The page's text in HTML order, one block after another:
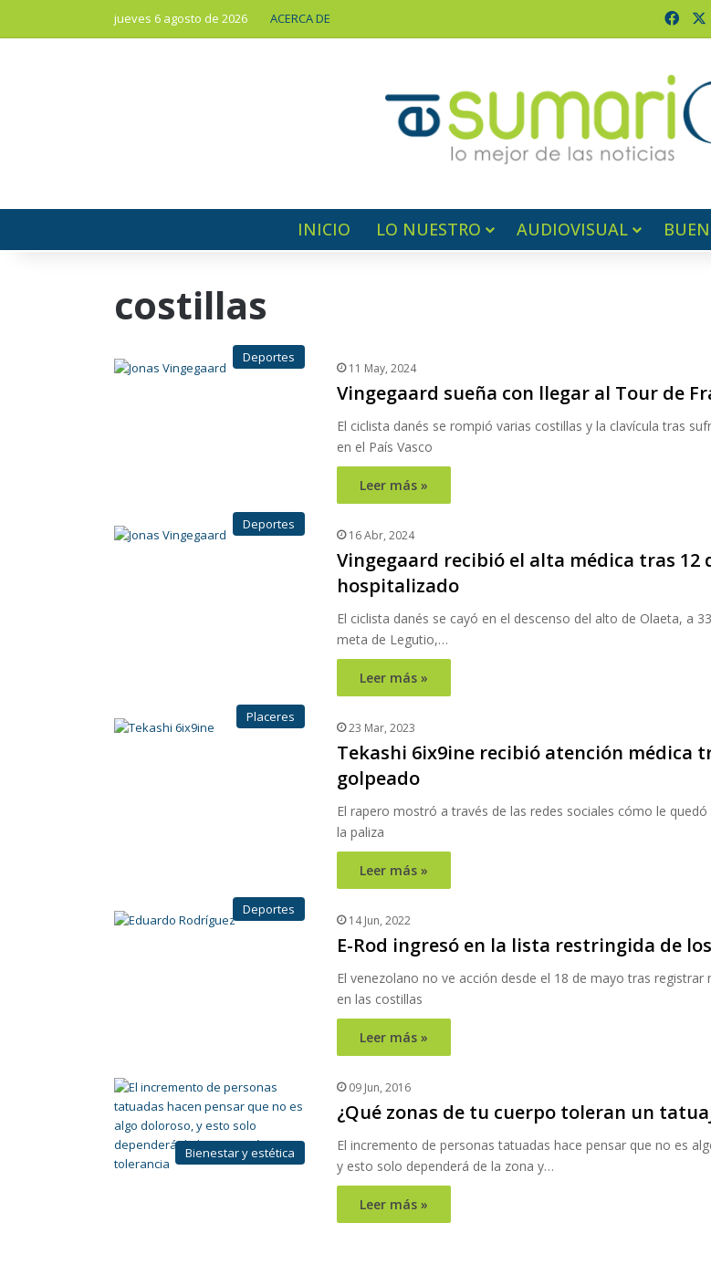
jueves 6 agosto de 2026 ACERCA DE
INICIO LO NUESTRO AUDIOVISUAL
costillas
Deportes
11 May, 2024
Vingegaard sueña con llegar al Tour de
El ciclista danés se rompió varias costillas y la clavícula tras
en el País Vasco
Leer más »
Deportes
16 Abr, 2024
Vingegaard recibió el alta médica tras 12
hospitalizado
El ciclista danés se cayó en el descenso del alto de Olaeta, a
meta de Legutio,…
Leer más »
Placeres
23 Mar, 2023
Tekashi 6ix9ine recibió atención médica
golpeado
El rapero mostró a través de las redes sociales cómo le
la paliza
Leer más »
Deportes
14 Jun, 2022
E-Rod ingresó en la lista restringida de
El venezolano no ve acción desde el 18 de mayo tras registrar
en las costillas
Leer más »
Bienestar y estética
09 Jun, 2016
¿Qué zonas de tu cuerpo toleran un
El incremento de personas tatuadas hace pensar que no es
y esto solo dependerá de la zona y…
Leer más »